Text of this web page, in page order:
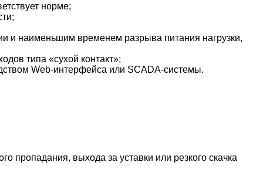
норме;
и наименьшим временем разрыва питания нагрузки,
типа «сухой контакт»;
Web-интерфейса или SCADA-системы.
пропадания, выхода за уставки или резкого скачка